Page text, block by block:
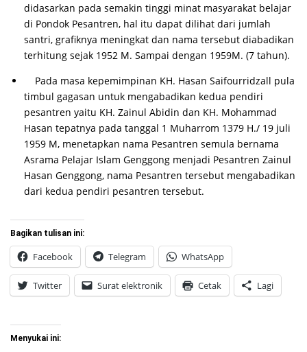
didasarkan pada semakin tinggi minat masyarakat belajar
di Pondok Pesantren, hal itu dapat dilihat dari jumlah
santri, grafiknya meningkat dan nama tersebut diabadikan
terhitung sejak 1952 M. Sampai dengan 1959M. (7 tahun).
Pada masa kepemimpinan KH. Hasan Saifourridzall pula
timbul gagasan untuk mengabadikan kedua pendiri
pesantren yaitu KH. Zainul Abidin dan KH. Mohammad
Hasan tepatnya pada tanggal 1 Muharrom 1379 H./ 19 juli
1959 M, menetapkan nama Pesantren semula bernama
Asrama Pelajar Islam Genggong menjadi Pesantren Zainul
Hasan Genggong, nama Pesantren tersebut mengabadikan
dari kedua pendiri pesantren tersebut.
Bagikan tulisan ini:
Facebook Telegram WhatsApp
Twitter Surat elektronik Cetak Lagi
Menyukai ini: